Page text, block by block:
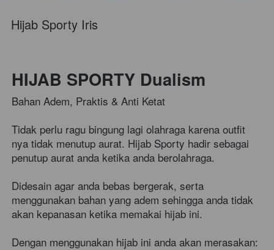
Hijab Sporty Iris
HIJAB SPORTY Dualism
Bahan Adem, Praktis & Anti Ketat
Tidak perlu ragu bingung lagi olahraga karena outfit
nya tidak menutup aurat. Hijab Sporty hadir sebagai
penutup aurat anda ketika anda berolahraga.
Didesain agar anda bebas bergerak, serta
menggunakan bahan yang adem sehingga anda tidak
akan kepanasan ketika memakai hijab ini.
Dengan menggunakan hijab ini anda akan merasakan: